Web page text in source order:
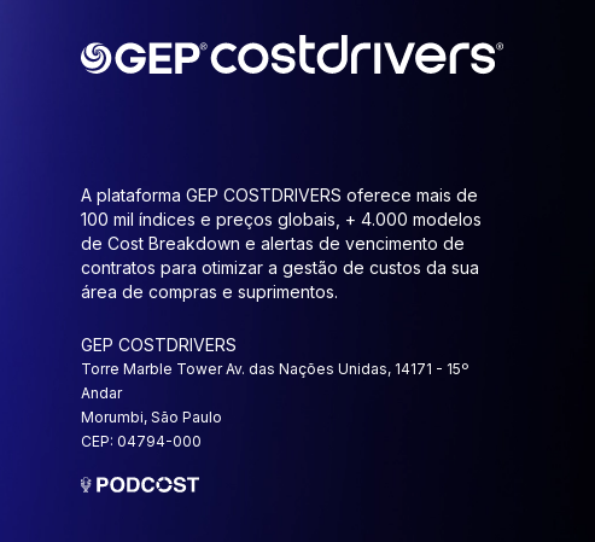
A plataforma GEP COSTDRIVERS oferece mais de
100 mil índices e preços globais, + 4.000 modelos
de Cost Breakdown e alertas de vencimento de
contratos para otimizar a gestão de custos da sua
área de compras e suprimentos.
GEP COSTDRIVERS
Torre Marble Tower Av. das Nações Unidas, 14171 - 15º
Andar
Morumbi, São Paulo
CEP: 04794-000